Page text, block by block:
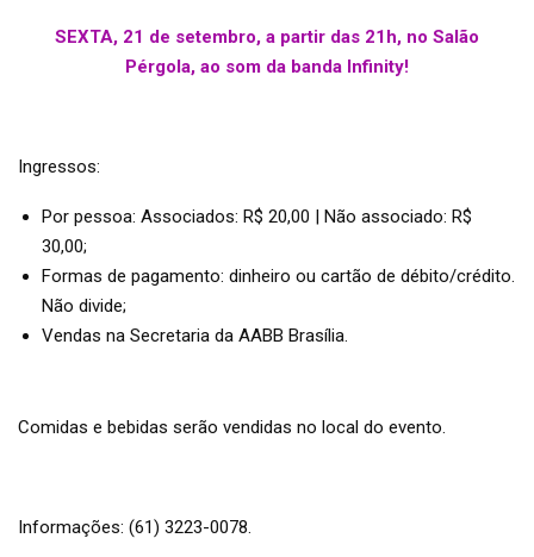
SEXTA, 21 de setembro, a partir das 21h, no Salão
Pérgola, ao som da banda Infinity!
Ingressos:
Por pessoa: Associados: R$ 20,00 | Não associado: R$
30,00;
Formas de pagamento: dinheiro ou cartão de débito/crédito.
Não divide;
Vendas na Secretaria da AABB Brasília.
Comidas e bebidas serão vendidas no local do evento.
Informações: (61) 3223-0078.